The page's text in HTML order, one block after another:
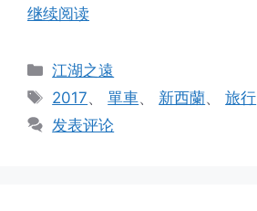
继续阅读
分
类
江湖之遠
标
签
2017、單車、 新西蘭、旅行
发表评论